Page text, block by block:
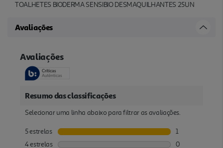
TOALHETES BIODERMA SENSIBIO DESMAQUILHANTES 25UN
Avaliações